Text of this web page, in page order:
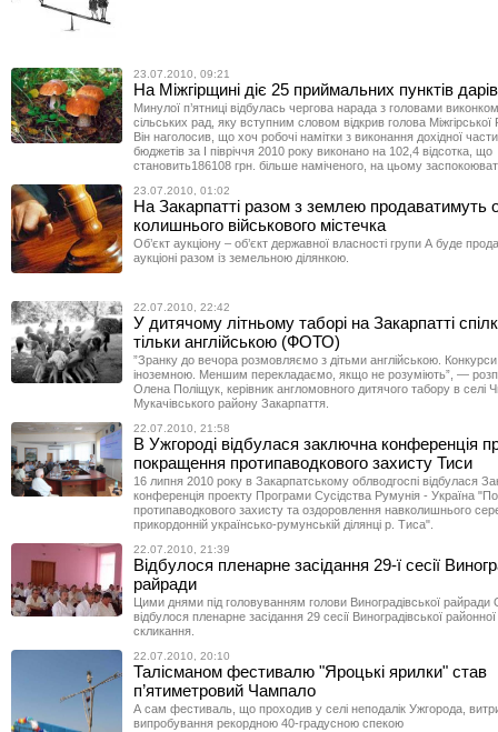
23.07.2010, 09:21
На Міжгірщині діє 25 приймальних пунктів
Минулої п’ятниці відбулась чергова нарада з головами
сільських рад, яку вступним словом відкрив голова
Він наголосив, що хоч робочі намітки з виконання дохідної
бюджетів за І півріччя 2010 року виконано на 102,4 відсотка, що
становить186108 грн. більше наміченого, на цьому
23.07.2010, 01:02
На Закарпатті разом з землею продаватимуть
колишнього військового містечка
Об’єкт аукціону – об’єкт державної власності групи А буде
аукціоні разом із земельною ділянкою.
22.07.2010, 22:42
У дитячому літньому таборі на Закарпатті
тільки англійською (ФОТО)
”Зранку до вечора розмовляємо з дітьми англійською.
іноземною. Меншим перекладаємо, якщо не розуміють”, —
Олена Поліщук, керівник англомовного дитячого табору в селі
Мукачівського району Закарпаття.
22.07.2010, 21:58
В Ужгороді відбулася заключна конференція
покращення протипаводкового захисту Тиси
16 липня 2010 року в Закарпатському облводгоспі відбулася
конференція проекту Програми Сусідства Румунія - Україна
протипаводкового захисту та оздоровлення навколишнього
прикордонній українсько-румунській ділянці р. Тиса".
22.07.2010, 21:39
Відбулося пленарне засідання 29-ї сесії
райради
Цими днями під головуванням голови Виноградівської
відбулося пленарне засідання 29 сесії Виноградівської районної
скликання.
22.07.2010, 20:10
Талісманом фестивалю "Яроцькі ярилки" став
п’ятиметровий Чампало
А сам фестиваль, що проходив у селі неподалік Ужгорода,
випробування рекордною 40-градусною спекою